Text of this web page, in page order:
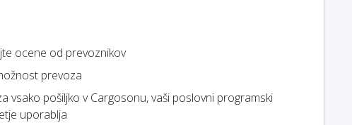
ocene od prevoznikov
prevoza
vsako pošiljko v Cargosonu, vaši poslovni programski
uporablja